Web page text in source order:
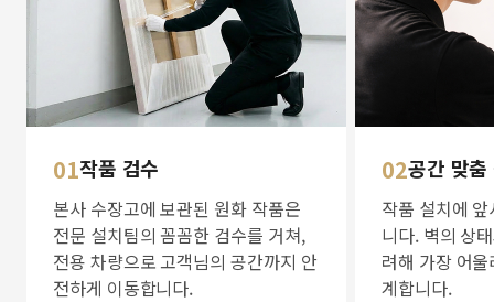
01작품 검수
본사 수장고에 보관된 원화 작품은
전문 설치팀의 꼼꼼한 검수를 거쳐,
전용 차량으로 고객님의 공간까지 안
전하게 이동합니다.
02공간 맞
작품 설치에
니다. 벽의 상
려해 가장 어
계합니다.